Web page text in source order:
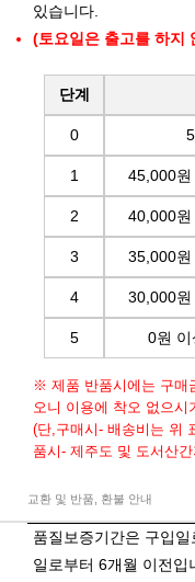
있습니다.
(토요일은 출고를 하지
단계
0
1 45,000
2 40,000
3 35,000
4 30,000
5 0원
※ 제품 반품시에는 구매
오니 이용에 착오 없으시
(단,구매시- 배송비는 위
품시- 제주도 및 도서산
교환 및 반품, 환불 안내
품질보증기간은 구입
일로부터 6개월 이전입